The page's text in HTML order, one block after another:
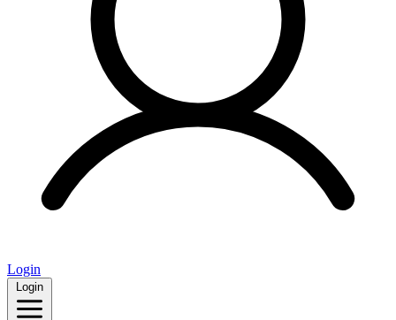
Login
Login